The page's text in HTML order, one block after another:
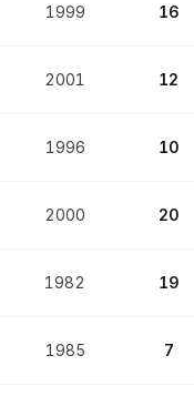
1999 16
2001 12
1996 10
2000 20
1982 19
1985 7